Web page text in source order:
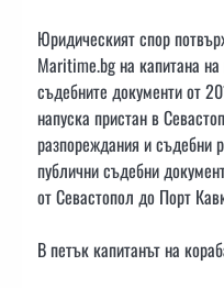
Юридическият спор
Maritime.bg на капитана
съдебните документи от
напуска пристан в
разпореждания и съдебни
публични съдебни
от Севастопол до Порт
В петък капитанът на